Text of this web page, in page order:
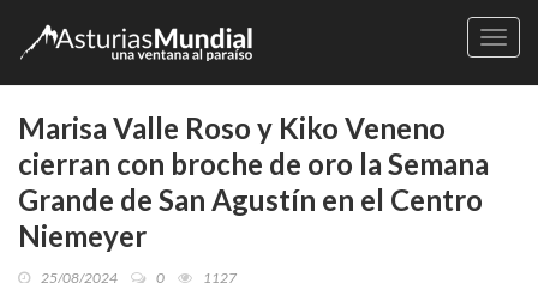
Marisa Valle Roso y Kiko Veneno
cierran con broche de oro la Semana
Grande de San Agustín en el Centro
Niemeyer
25/08/2024 0 1127